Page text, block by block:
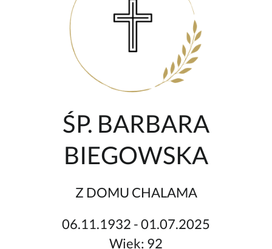
ŚP. BARBARA
BIEGOWSKA
Z DOMU CHALAMA
06.11.1932 - 01.07.2025
Wiek: 92